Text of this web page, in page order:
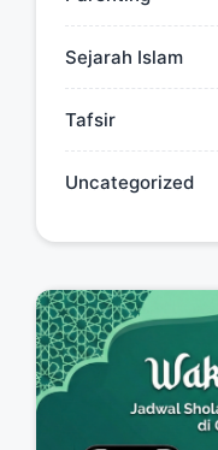
Sejarah Islam
Tafsir
Uncategorized